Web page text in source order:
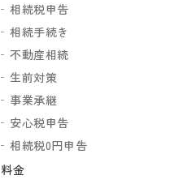
相続税申告
相続手続き
不動産相続
生前対策
事業承継
安心税申告
相続税0円申告
料金